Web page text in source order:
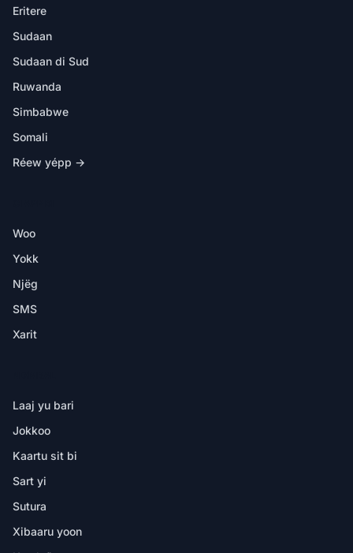
Eritere
Sudaan
Sudaan di Sud
Ruwanda
Simbabwe
Somali
Réew yépp →
Woo
Yokk
Njëg
SMS
Xarit
Laaj yu bari
Jokkoo
Kaartu sit bi
Sart yi
Sutura
Xibaaru yoon